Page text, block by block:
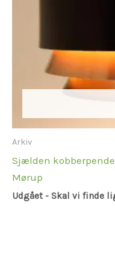
Arkiv
Sjælden
Mørup
Udgået - Skal vi finde